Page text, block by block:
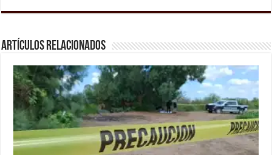
Artículos relacionados